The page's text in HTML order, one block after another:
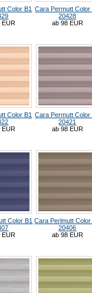
Color B1
EUR
Cara Permutt Color
20428
ab 98 EUR
Color B1
EUR
Cara Permutt Color
20421
ab 98 EUR
Color B1
EUR
Cara Perlmutt
20406
ab 98 EUR